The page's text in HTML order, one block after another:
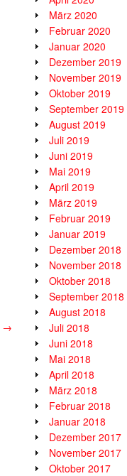
→
März 2020
Februar 2020
Januar 2020
Dezember 2019
November 2019
Oktober 2019
September 2019
August 2019
Juli 2019
Juni 2019
Mai 2019
April 2019
März 2019
Februar 2019
Januar 2019
Dezember 2018
November 2018
Oktober 2018
September 2018
August 2018
Juli 2018
Juni 2018
Mai 2018
April 2018
März 2018
Februar 2018
Januar 2018
Dezember 2017
November 2017
Oktober 2017